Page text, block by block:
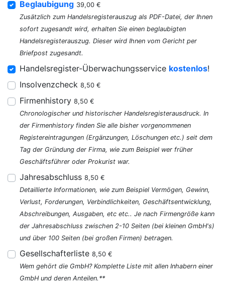
Beglaubigung 39,00 €
Zusätzlich zum Handelsregisterauszug als PDF-Datei, der Ihnen
sofort zugesandt wird, erhalten Sie einen beglaubigten
Handelsregisterauszug. Dieser wird Ihnen vom Gericht per
Briefpost zugesandt.
Handelsregister-Überwachungsservice kostenlos!
Insolvenzcheck 8,50 €
Firmenhistory 8,50 €
Chronologischer und historischer Handelsregisterausdruck. In
der Firmenhistory finden Sie alle bisher vorgenommenen
Registereintragungen (Ergänzungen, Löschungen etc.) seit dem
Tag der Gründung der Firma, wie zum Beispiel wer früher
Geschäftsführer oder Prokurist war.
Jahresabschluss 8,50 €
Detaillierte Informationen, wie zum Beispiel Vermögen, Gewinn,
Verlust, Forderungen, Verbindlichkeiten, Geschäftsentwicklung,
Abschreibungen, Ausgaben, etc etc.. Je nach Firmengröße kann
der Jahresabschluss zwischen 2-10 Seiten (bei kleinen GmbH's)
und über 100 Seiten (bei großen Firmen) betragen.
Gesellschafterliste 8,50 €
Wem gehört die GmbH? Komplette Liste mit allen Inhabern einer
GmbH und deren Anteilen.**